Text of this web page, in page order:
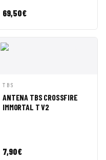
69,50€
SALE ◇
VISTA
RÁPIDA
CESTA
TBS
ANTENA TBS CROSSFIRE
IMMORTAL T V2
7,90€